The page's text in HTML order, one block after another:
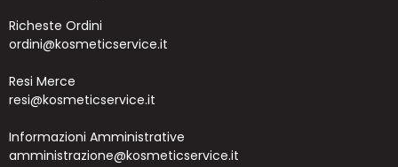
Richeste Ordini
ordini@kosmeticservice.it
Resi Merce
resi@kosmeticservice.it
Informazioni Amministrative
amministrazione@kosmeticservice.it